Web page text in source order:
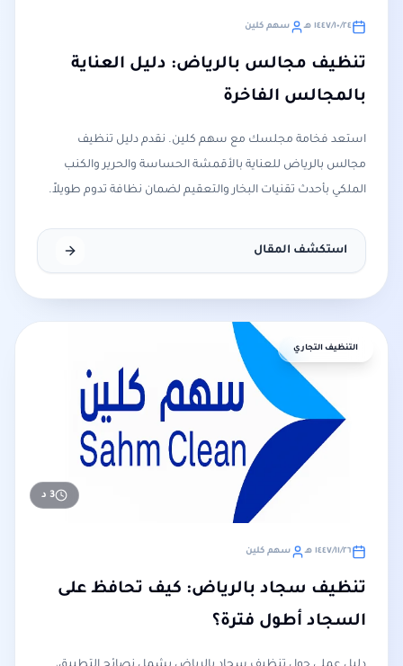
٢٤‏/١٠‏/١٤٤٧ هـ سهم كلين
تنظيف مجالس بالرياض: دليل العناية
بالمجالس الفاخرة
استعد فخامة مجلسك مع سهم كلين. نقدم دليل تنظيف
مجالس بالرياض للعناية بالأقمشة الحساسة والحرير والكنب
الملكي بأحدث تقنيات البخار والتعقيم لضمان نظافة تدوم طويلاً.
استكشف المقال
التنظيف التجاري
3 د
٢٦‏/١١‏/١٤٤٧ هـ سهم كلين
تنظيف سجاد بالرياض: كيف تحافظ على
السجاد أطول فترة؟